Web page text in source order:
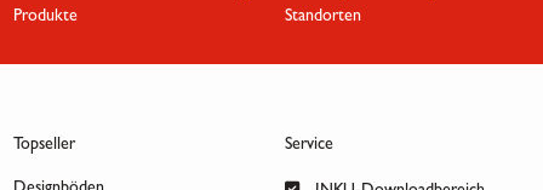
Produkte
Standorten
Topseller Service